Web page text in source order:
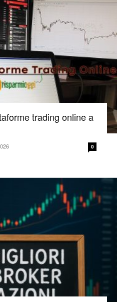
trading online a
0